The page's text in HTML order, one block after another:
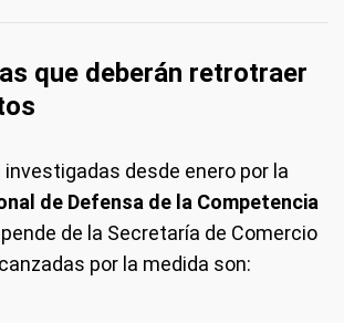
que deberán retrotraer
desde enero por la
de Defensa de la Competencia
de la Secretaría de Comercio
por la medida son: